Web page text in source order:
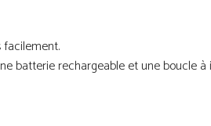
facilement.
batterie rechargeable et une boucle